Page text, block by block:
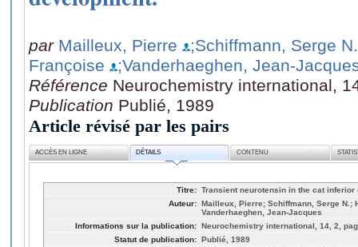
par Mailleux, Pierre
;Schiffmann, Serge N.
Françoise
;Vanderhaeghen, Jean-
Référence Neurochemistry international,
Publication Publié, 1989
Article révisé par les pairs
ACCÈS EN LIGNE DÉTAILS CONTENU
Titre: Transient neurotensin in the cat
Auteur: Mailleux, Pierre; Schiffmann, Serge N.;
Vanderhaeghen, Jean-Jacques
Informations sur la publication: Neurochemistry international, 14, 2,
Statut de publication: Publié, 1989